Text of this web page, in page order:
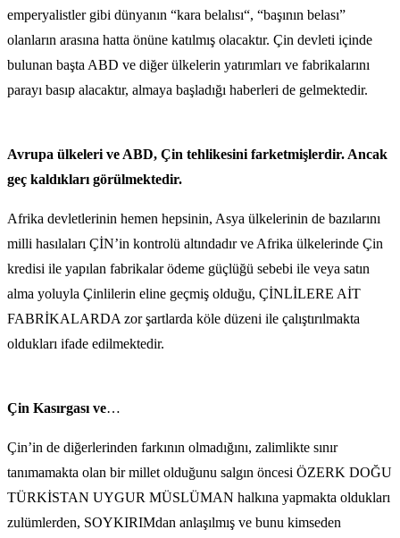
emperyalistler gibi dünyanın “kara belalısı“, “başının belası”
olanların arasına hatta önüne katılmış olacaktır. Çin devleti içinde
bulunan başta ABD ve diğer ülkelerin yatırımları ve fabrikalarını
parayı basıp alacaktır, almaya başladığı haberleri de gelmektedir.
Avrupa ülkeleri ve ABD, Çin tehlikesini farketmişlerdir. Ancak
geç kaldıkları görülmektedir.
Afrika devletlerinin hemen hepsinin, Asya ülkelerinin de bazılarını
milli hasılaları ÇİN’in kontrolü altındadır ve Afrika ülkelerinde Çin
kredisi ile yapılan fabrikalar ödeme güçlüğü sebebi ile veya satın
alma yoluyla Çinlilerin eline geçmiş olduğu, ÇİNLİLERE AİT
FABRİKALARDA zor şartlarda köle düzeni ile çalıştırılmakta
oldukları ifade edilmektedir.
Çin Kasırgası ve…
Çin’in de diğerlerinden farkının olmadığını, zalimlikte sınır
tanımamakta olan bir millet olduğunu salgın öncesi ÖZERK DOĞU
TÜRKİSTAN UYGUR MÜSLÜMAN halkına yapmakta oldukları
zulümlerden, SOYKIRIMdan anlaşılmış ve bunu kimseden